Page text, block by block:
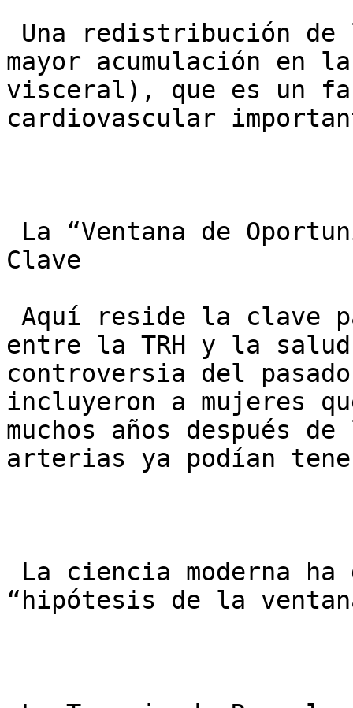
mayor acumulación en
visceral), que es un
cardiovascular
Clave
entre la TRH y la
controversia del
incluyeron a mujeres
muchos años después
arterias ya podían
“hipótesis de la